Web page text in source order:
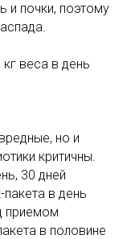
и почки, поэтому
веса в день
но и
критичны.
30 дней
в день
приемом
в половине